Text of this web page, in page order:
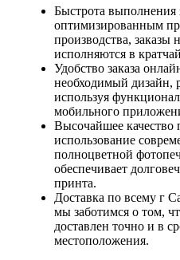
Быстрота выполнения
оптимизированным
производства, заказы
исполняются в
Удобство заказа
необходимый дизайн,
используя
мобильного
Высочайшее качество
использование
полноцветной
обеспечивает
принта.
Доставка по всему г
мы заботимся о том,
доставлен точно и в
местоположения.